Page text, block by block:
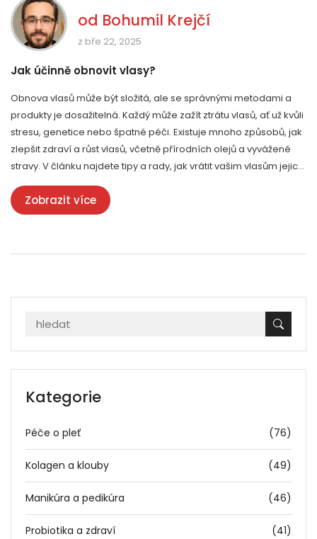
od Bohumil Krejčí
z bře 22, 2025
Jak účinně obnovit vlasy?
Obnova vlasů může být složitá, ale se správnými metodami a
produkty je dosažitelná. Každý může zažít ztrátu vlasů, ať už kvůli
stresu, genetice nebo špatné péči. Existuje mnoho způsobů, jak
zlepšit zdraví a růst vlasů, včetně přírodních olejů a vyvážené
stravy. V článku najdete tipy a rady, jak vrátit vašim vlasům jejich
původní lesk a sílu.
Zobrazit více
Kategorie
Péče o pleť (76)
Kolagen a klouby (49)
Manikúra a pedikúra (46)
Probiotika a zdraví (41)